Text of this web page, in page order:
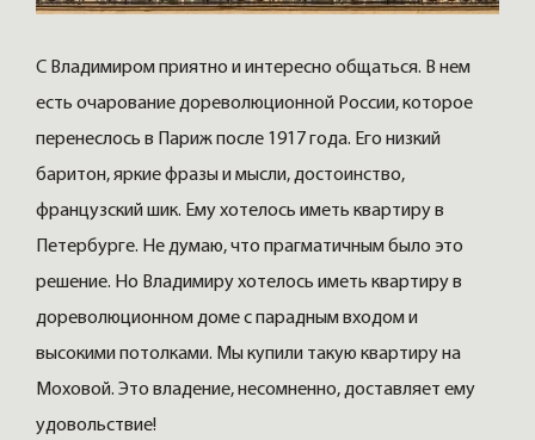
С Владимиром приятно и интересно общаться. В нем
есть очарование дореволюционной России, которое
перенеслось в Париж после 1917 года. Его низкий
баритон, яркие фразы и мысли, достоинство,
французский шик. Ему хотелось иметь квартиру в
Петербурге. Не думаю, что прагматичным было это
решение. Но Владимиру хотелось иметь квартиру в
дореволюционном доме с парадным входом и
высокими потолками. Мы купили такую квартиру на
Моховой. Это владение, несомненно, доставляет ему
удовольствие!